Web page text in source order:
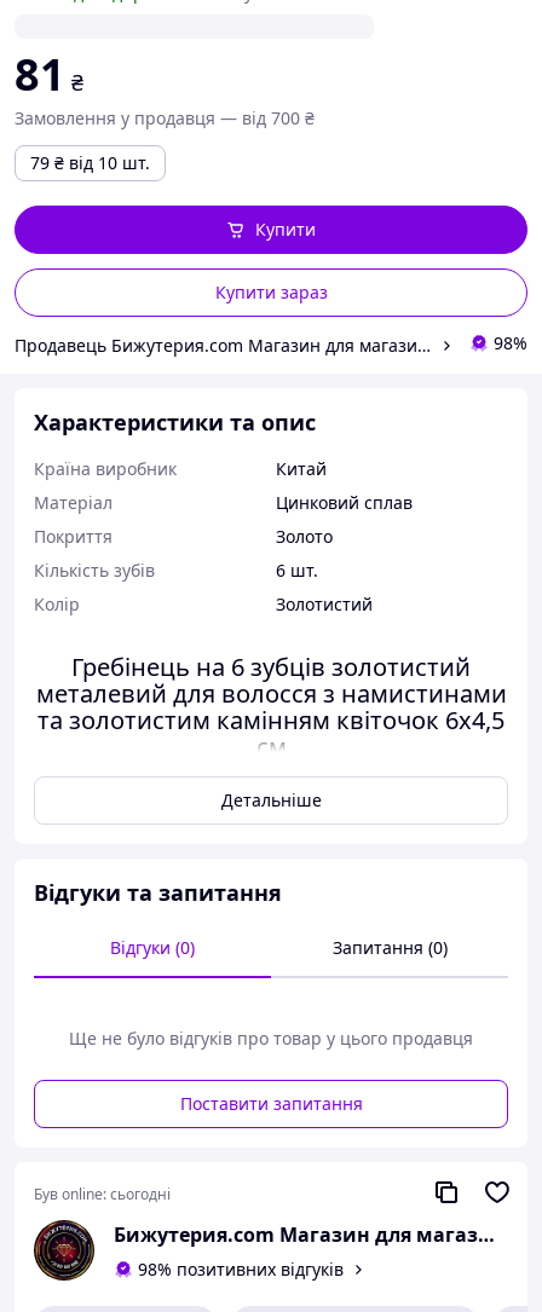
81 ₴
Замовлення у продавця — від 700 ₴
79 ₴ від 10 шт.
Купити зараз
Купити
Продавець Бижутерия.com Магазин для магазинов 98%
Характеристики та опис
Країна виробник
Китай
Матеріал
Цинковий сплав
Покриття
Золото
Кількість зубів
6 шт.
Колір
Золотистий
Гребінець на 6 зубців золотистий
металевий для волосся з намистинами
та золотистим камінням квіточок 6х4,5
см
для волосся.
роботу, урочисту зустріч, корпоративний захід або для
коли хочуть внести в зачіску родзинку та зробити її
Детальніше
Відгуки та запитання
Відгуки (0) Запитання (0)
Ще не було відгуків про товар у цього продавця
Поставити запитання
Був online:сьогодні
Бижутерия.com Магазин для магазинов
98% позитивних відгуків